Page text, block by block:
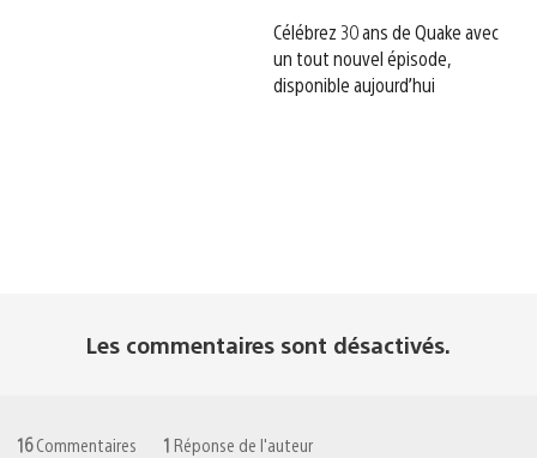
Célébrez 30 ans de Quake avec
un tout nouvel épisode,
disponible aujourd’hui
Les commentaires sont désactivés.
16Commentaires 1 Réponse de l'auteur